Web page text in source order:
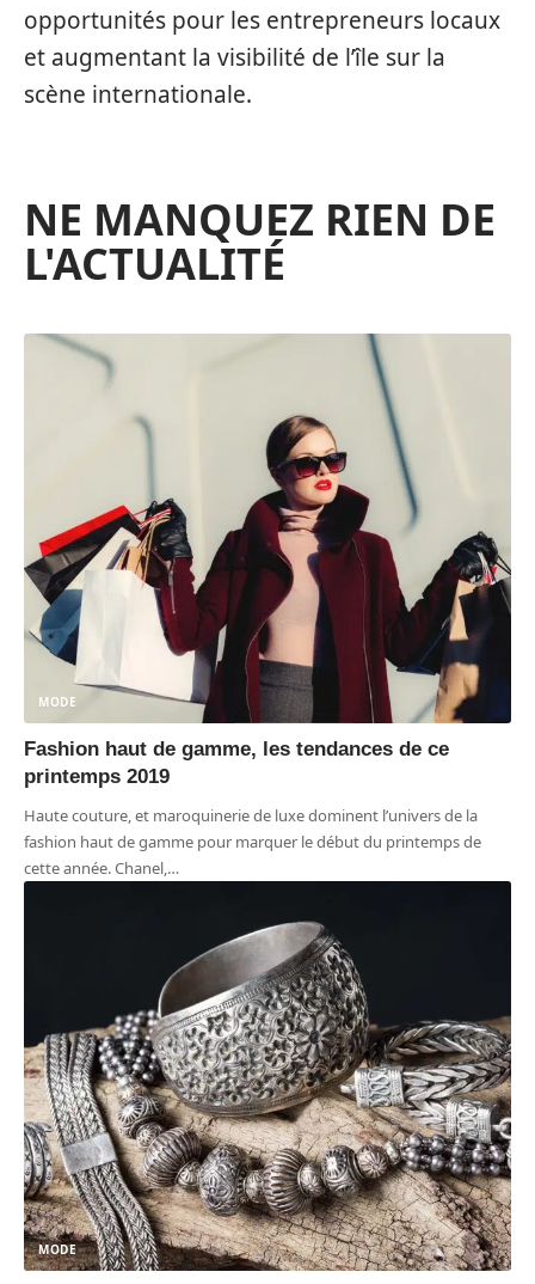
opportunités pour les entrepreneurs locaux
et augmentant la visibilité de l’île sur la
scène internationale.
NE MANQUEZ RIEN DE
L'ACTUALITÉ
MODE
Fashion haut de gamme, les tendances de ce
printemps 2019
Haute couture, et maroquinerie de luxe dominent l’univers de la
fashion haut de gamme pour marquer le début du printemps de
cette année. Chanel,…
MODE